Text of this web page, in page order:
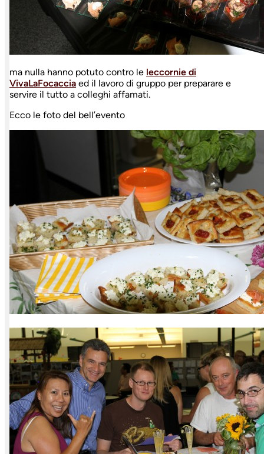
ma nulla hanno potuto contro le leccornie di
VivaLaFocaccia ed il lavoro di gruppo per preparare e
servire il tutto a colleghi affamati.
Ecco le foto del bell’evento